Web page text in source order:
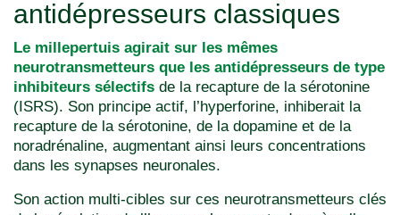
antidépresseurs classiques
Le millepertuis agirait sur les mêmes
neurotransmetteurs que les antidépresseurs de type
inhibiteurs sélectifs de la recapture de la sérotonine
(ISRS). Son principe actif, l’hyperforine, inhiberait la
recapture de la sérotonine, de la dopamine et de la
noradrénaline, augmentant ainsi leurs concentrations
dans les synapses neuronales.
Son action multi-cibles sur ces neurotransmetteurs clés